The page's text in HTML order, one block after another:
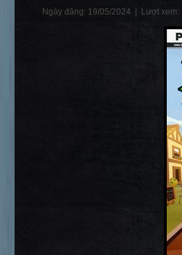
Ngày đăng: 19/05/2024 | Lượt xem: